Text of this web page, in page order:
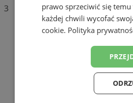
3
prawo sprzeciwić się temu
każdej chwili wycofać
cookie. Polityka